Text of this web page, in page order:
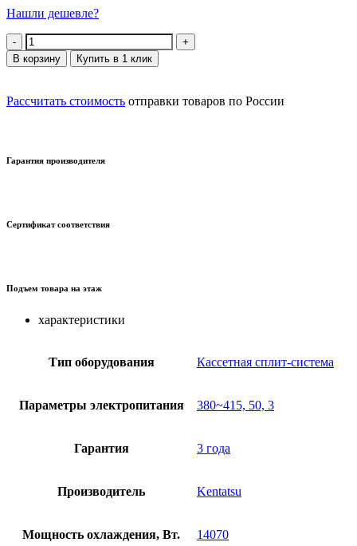
Нашли дешевле?
Количество
В корзину Купить в 1 клик
Рассчитать стоимость отправки товаров по России
Гарантия производителя
Сертификат соответствия
Подъем товара на этаж
характеристики
Тип оборудования Кассетная сплит-система
Параметры электропитания 380~415, 50, 3
Гарантия 3 года
Производитель Kentatsu
Мощность охлаждения, Вт. 14070